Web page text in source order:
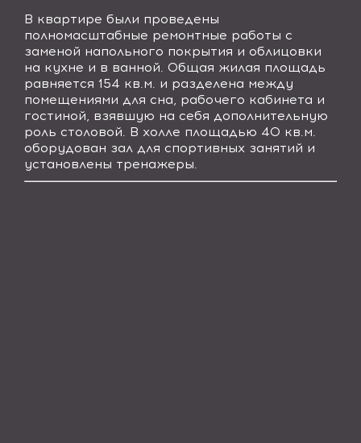
В квартире были проведены
полномасштабные ремонтные работы с
заменой напольного покрытия и облицовки
на кухне и в ванной. Общая жилая площадь
равняется 154 кв.м. и разделена между
помещениями для сна, рабочего кабинета и
гостиной, взявшую на себя дополнительную
роль столовой. В холле площадью 40 кв.м.
оборудован зал для спортивных занятий и
установлены тренажеры.